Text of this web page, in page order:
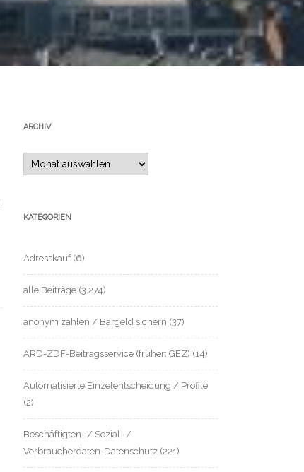
ARCHIV
Archiv
KATEGORIEN
Adresskauf(6)
alle Beiträge (3.274)
anonym zahlen / Bargeld sichern (37)
ARD-ZDF-Beitragsservice (früher: GEZ) (14)
Automatisierte Einzelentscheidung / Profile
(2)
Beschäftigten- / Sozial- /
Verbraucherdaten-Datenschutz (221)